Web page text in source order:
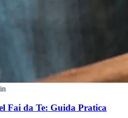
Fai da Te: Guida Pratica